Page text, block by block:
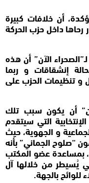
أن خلافات كبيرة
رحاها داخل حزب الحركة
الآن” أن هذه
إنشقاقات و ربما
تنظيمات الحزب على
أن يكون سبب تلك
التي سيتقدم
و الجهوية، حيث
“صلوح الجماني” بأنه
بمساعدة عضو المكتب
يُسيطر من خلالها آل
للوائح بالجهة.